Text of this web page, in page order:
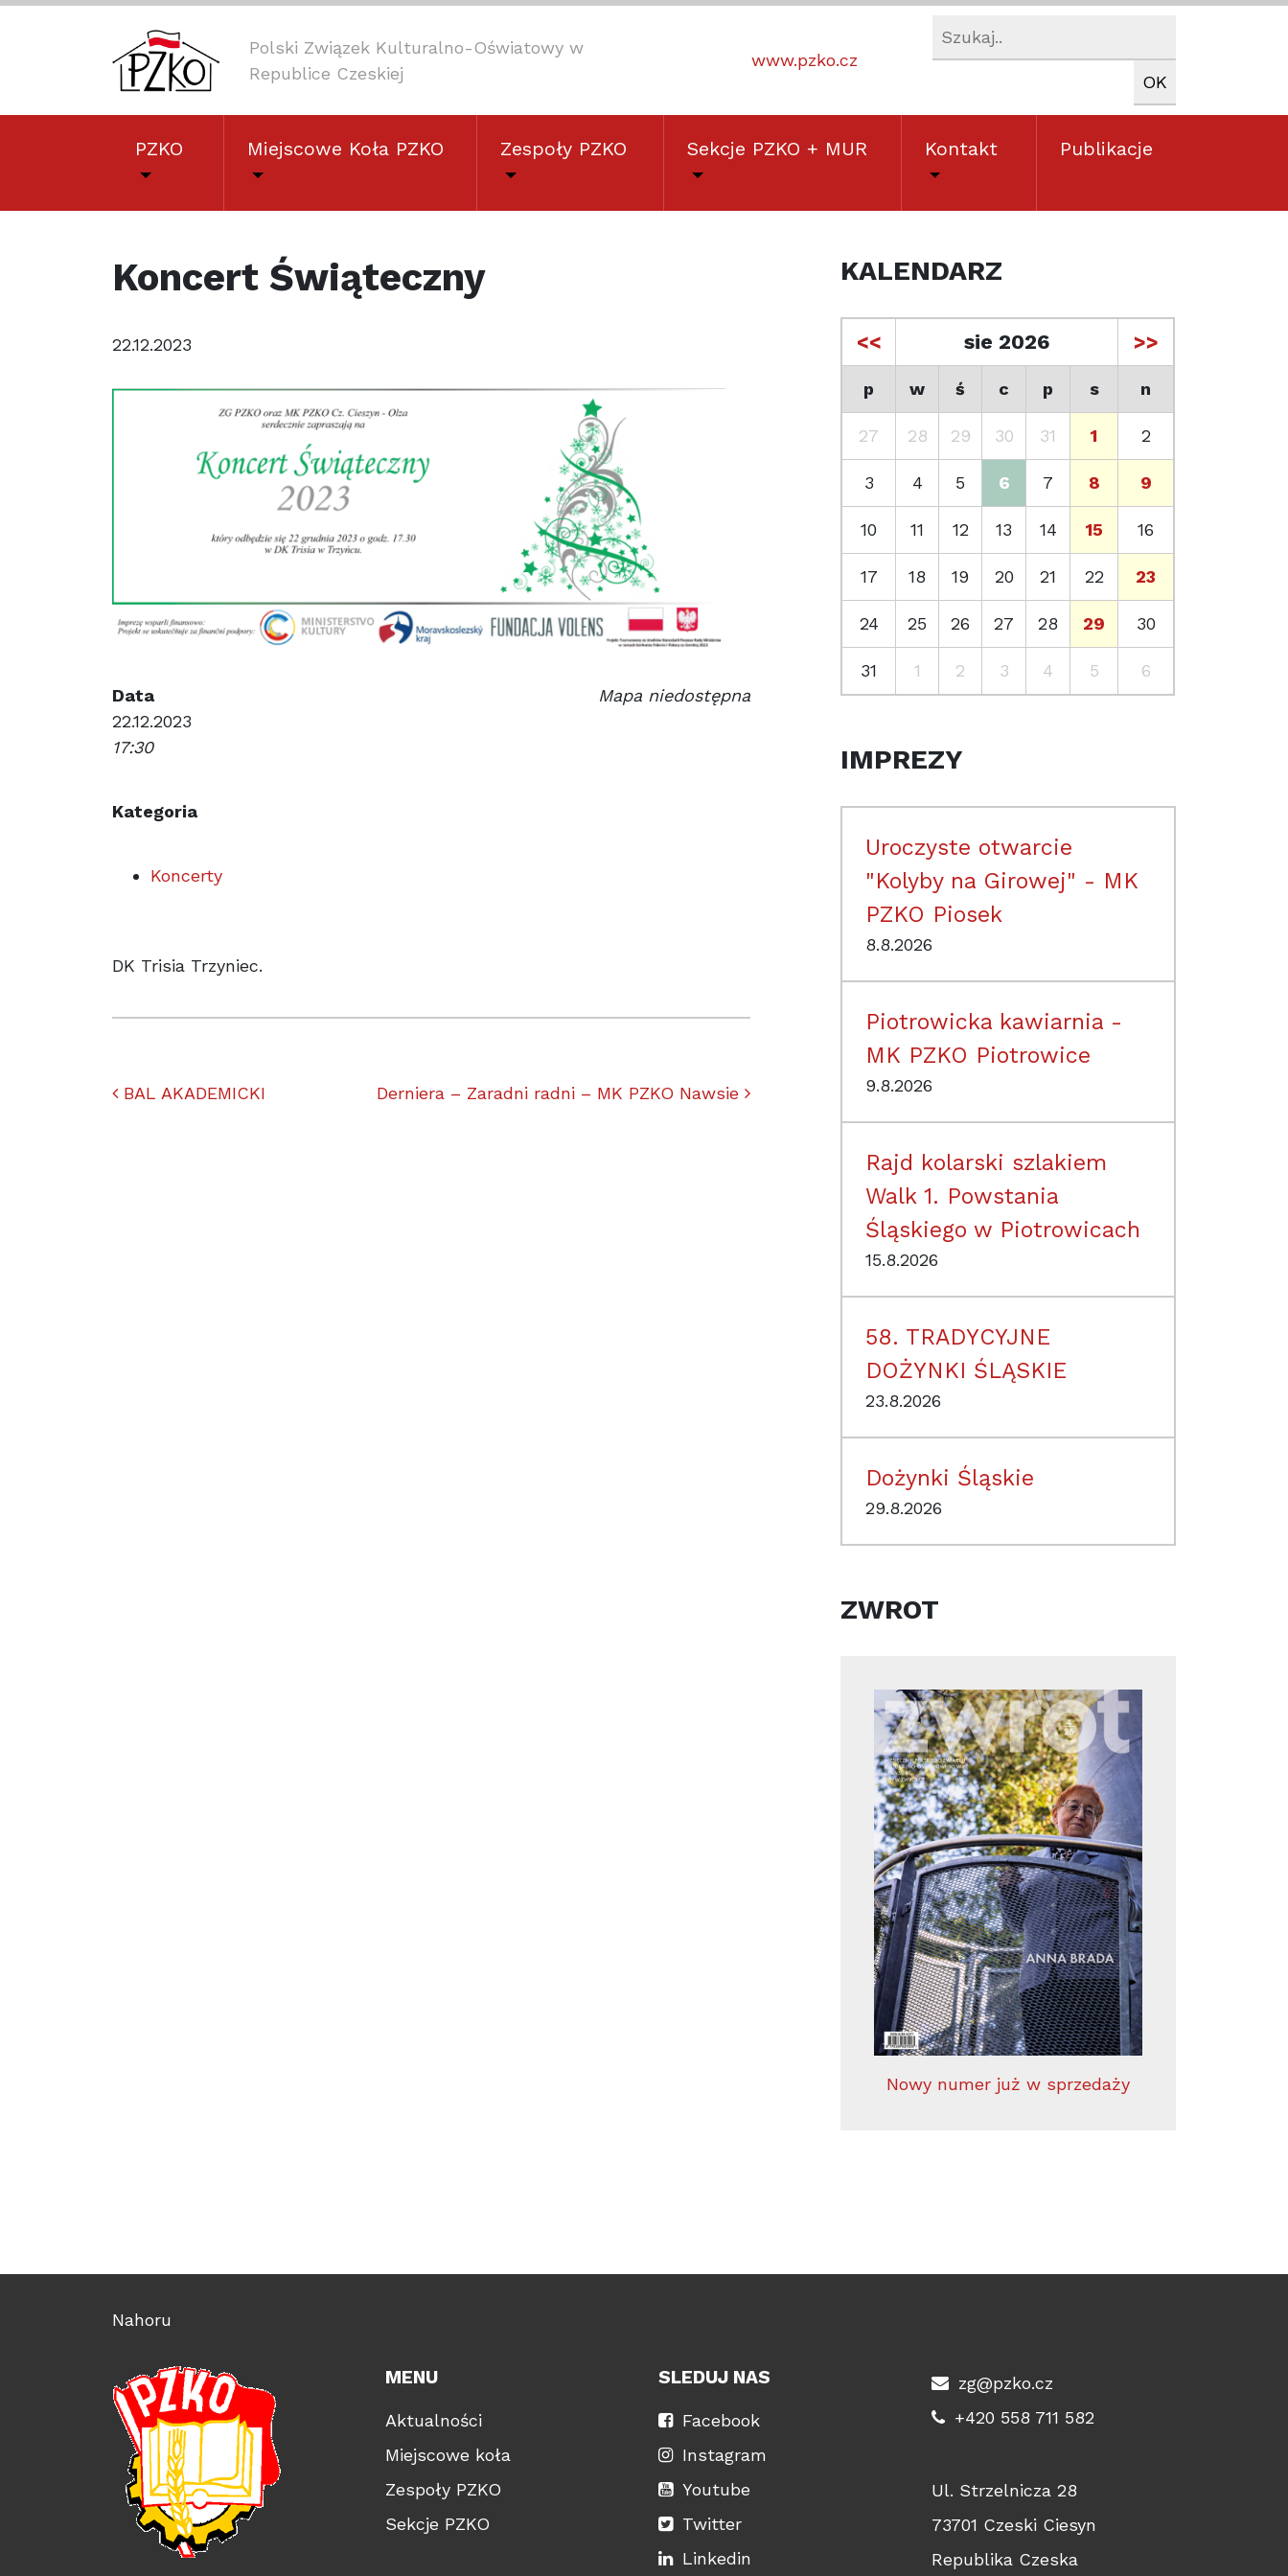
Polski Związek Kulturalno-Oświatowy w
Republice Czeskiej
www.pzko.cz
PZKO Miejscowe Koła PZKO Zespoły PZKO Sekcje PZKO + MUR Kontakt Publikacje
Koncert Świąteczny
22.12.2023
Mapa niedostępna
Data
22.12.2023
17:30
Kategoria
Koncerty
DK Trisia Trzyniec.
Nawigacja po artykułach
BAL AKADEMICKI Derniera – Zaradni radni – MK PZKO Nawsie
KALENDARZ
<< sie 2026 >>
p w ś c p s n
27 28 29 30 31 1 2
3 4 5 6 7 8 9
10 11 12 13 14 15 16
17 18 19 20 21 22 23
24 25 26 27 28 29 30
31 1 2 3 4 5 6
IMPREZY
Uroczyste otwarcie
"Kolyby na Girowej" - MK
PZKO Piosek
8.8.2026
Piotrowicka kawiarnia -
MK PZKO Piotrowice
9.8.2026
Rajd kolarski szlakiem
Walk 1. Powstania
Śląskiego w Piotrowicach
15.8.2026
58. TRADYCYJNE
DOŻYNKI ŚLĄSKIE
23.8.2026
Dożynki Śląskie
29.8.2026
ZWROT
Nowy numer już w sprzedaży
Nahoru
MENU
Aktualności
Miejscowe koła
Zespoły PZKO
Sekcje PZKO
SLEDUJ NAS
Facebook
Instagram
Youtube
Twitter
Linkedin
zg@pzko.cz
+420 558 711 582
Ul. Strzelnicza 28
73701 Czeski Ciesyn
Republika Czeska